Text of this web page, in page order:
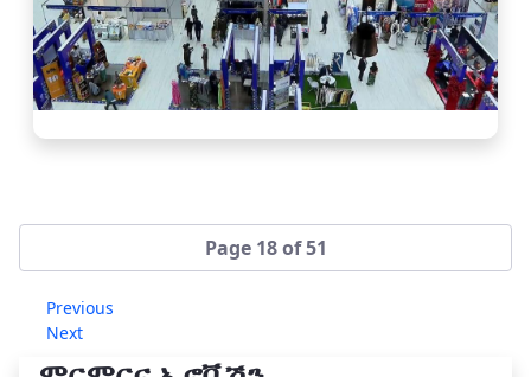
Page 18 of 51
Previous
Next